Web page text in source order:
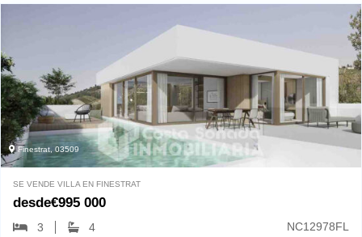
Finestrat, 03509
SE VENDE VILLA EN FINESTRAT
desde€995 000
3 4 NC12978FL